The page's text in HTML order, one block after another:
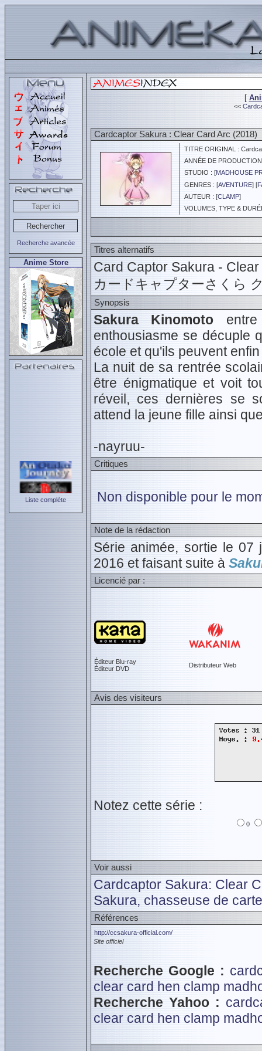
Recherche avancée
Anime Store
Liste complète
[
<<
Cardcaptor Sakura : Clear Card Arc (2018)
TITRE ORIGINAL :
ANNÉE DE
STUDIO : [MADHOUSE
GENRES : [AVENTURE] [
AUTEUR : [CLAMP]
VOLUMES, TYPE &
Titres alternatifs
Card Captor Sakura -
カードキャプターさくら
Synopsis
Sakura Kinomoto
enthousiasme se décuple
école et qu'ils peuvent
La nuit de sa rentrée
être énigmatique et voit
réveil, ces dernières se
attend la jeune fille ainsi
-nayruu-
Critiques
Non disponible pour le
Note de la rédaction
Série animée, sortie le 07
2016 et faisant suite à
Licencié par :
Éditeur Blu-ray
Éditeur DVD
Distributeur Web
Avis des visiteurs
Notez cette série :
0
Voir aussi
Cardcaptor Sakura: Clear
Sakura, chasseuse de
Références
http://ccsakura-official.com/
Site officiel
Recherche Google :
clear card hen clamp
Recherche Yahoo :
clear card hen clamp